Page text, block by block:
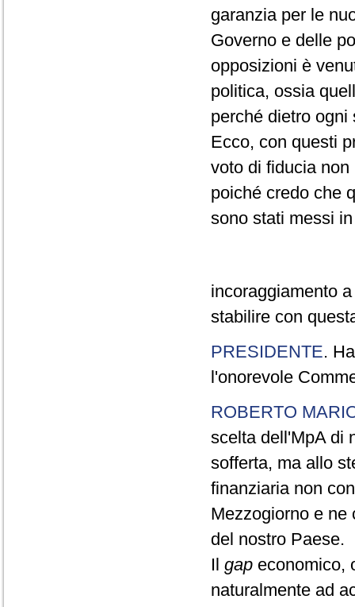
garanzia per le
Governo e delle
opposizioni è
politica, ossia
perché dietro
Ecco, con questi
voto di fiducia
poiché credo che
sono stati messi
incoraggiamento
stabilire con
PRESIDENTE.
l'onorevole
ROBERTO
scelta dell'MpA di
sofferta, ma allo
finanziaria non
Mezzogiorno e ne
del nostro Paese.
Il gap economico,
naturalmente ad